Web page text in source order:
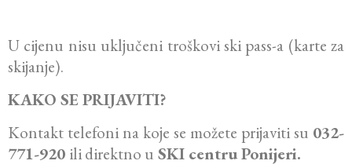
U cijenu nisu uključeni troškovi ski pass-a (karte za
skijanje).
KAKO SE PRIJAVITI?
Kontakt telefoni na koje se možete prijaviti su 032-
771-920 ili direktno u SKI centru Ponijeri.